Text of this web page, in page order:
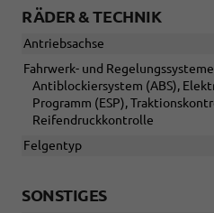
RÄDER & TECHNIK
Antriebsachse
Fahrwerk- und Regelungssysteme
Antiblockiersystem (ABS),
Programm (ESP),
Reifendruckkontrolle
Felgentyp
SONSTIGES